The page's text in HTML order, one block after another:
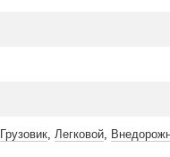
Грузовик Легковой